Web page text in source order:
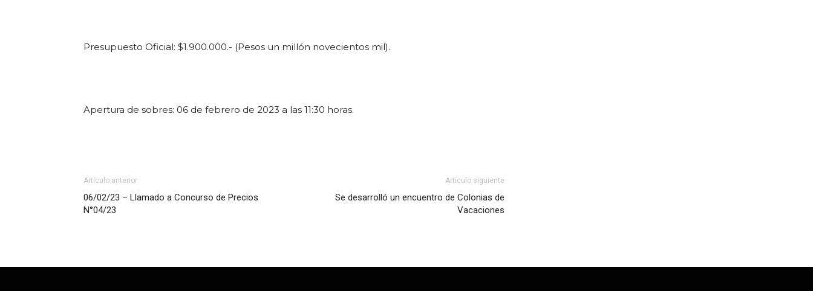
Presupuesto Oficial: $1.900.000.- (Pesos un millón novecientos mil).
Apertura de sobres: 06 de febrero de 2023 a las 11:30 horas.
Artículo anterior
06/02/23 – Llamado a Concurso de Precios
N°04/23
Artículo siguiente
Se desarrolló un encuentro de Colonias de
Vacaciones